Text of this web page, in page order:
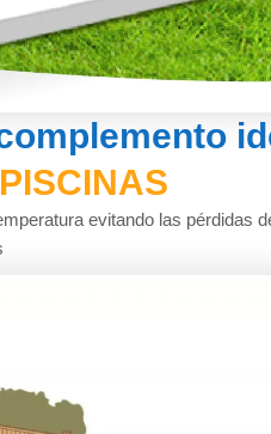
evitando las pérdidas